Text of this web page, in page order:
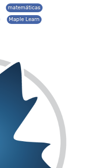
matemáticas
Maple Learn